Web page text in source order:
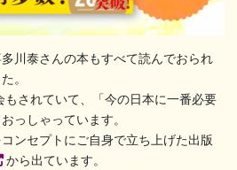
川泰さんの本もすべて読んでおられ
。
されていて、「今の日本に一番必要
っしゃっています。
ンセプトにご自身で立ち上げた出版
から出ています。